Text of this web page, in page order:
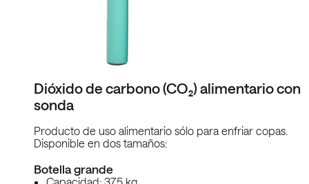
Dióxido de carbono (CO₂) alimentario con
sonda
Producto de uso alimentario sólo para enfriar copas.
Disponible en dos tamaños:
Botella grande
Capacidad: 37,5 kg